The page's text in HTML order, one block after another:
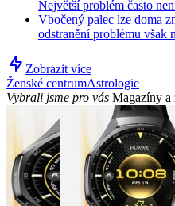
Největší problém často
Vbočený palec lze doma
odstranění problému však
Zobrazit více
Ženské centrumAstrologie
Vybrali jsme pro vás Magazíny a